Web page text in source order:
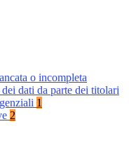
o incompleta
dati da parte dei titolari
1
2